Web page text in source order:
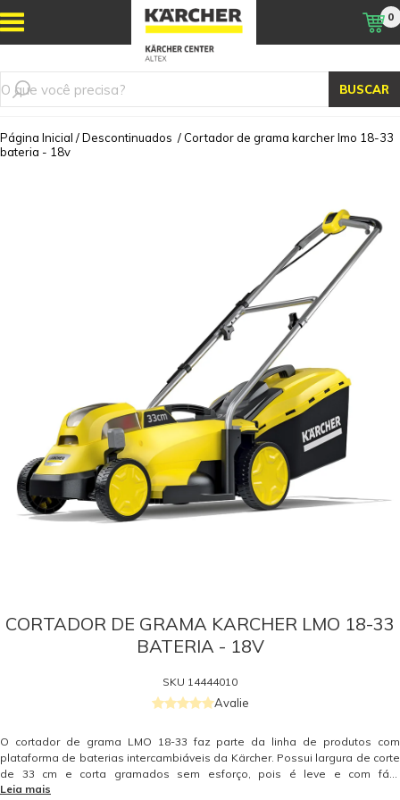
BUSCAR
0
Página Inicial /Descontinuados / Cortador de grama karcher lmo 18-33
bateria - 18v
CORTADOR DE GRAMA KARCHER LMO 18-33
BATERIA - 18V
SKU 14444010
Avalie
O cortador de grama LMO 18-33 faz parte da linha de produtos com
plataforma de baterias intercambiáveis da Kärcher. Possui largura de corte
de 33 cm e corta gramados sem esforço, pois é leve e com fácil
manobrabilidade. Ideal para trabalhos diários de manutenção do jardim.
Leia mais